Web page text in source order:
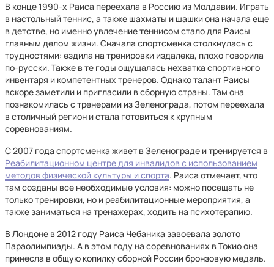
В конце 1990-х Раиса переехала в Россию из Молдавии. Играть
в настольный теннис, а также шахматы и шашки она начала еще
в детстве, но именно увлечение теннисом стало для Раисы
главным делом жизни. Сначала спортсменка столкнулась с
трудностями: ездила на тренировки издалека, плохо говорила
по-русски. Также в те годы ощущалась нехватка спортивного
инвентаря и компетентных тренеров. Однако талант Раисы
вскоре заметили и пригласили в сборную страны. Там она
познакомилась с тренерами из Зеленограда, потом переехала
в столичный регион и стала готовиться к крупным
соревнованиям.
С 2007 года спортсменка живет в Зеленограде и тренируется в
Реабилитационном центре для инвалидов с использованием
методов физической культуры и спорта. Раиса отмечает, что
там созданы все необходимые условия: можно посещать не
только тренировки, но и реабилитационные мероприятия, а
также заниматься на тренажерах, ходить на психотерапию.
В Лондоне в 2012 году Раиса Чебаника завоевала золото
Параолимпиады. А в этом году на соревнованиях в Токио она
принесла в общую копилку сборной России бронзовую медаль.